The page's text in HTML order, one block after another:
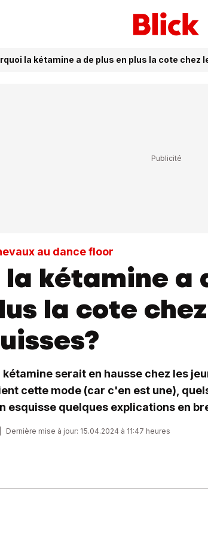
la kétamine a de plus en plus la cote chez
au dance floor
la kétamine a
la cote
serait en hausse chez les
cette mode (car c'en est une),
esquisse quelques explications en
Dernière mise à jour: 15.04.2024 à 11:47 heures